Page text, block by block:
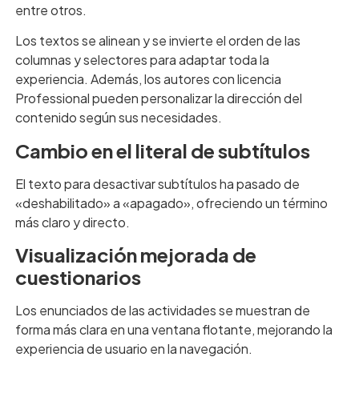
entre otros.
Los textos se alinean y se invierte el orden de las
columnas y selectores para adaptar toda la
experiencia. Además, los autores con licencia
Professional pueden personalizar la dirección del
contenido según sus necesidades.
Cambio en el literal de subtítulos
El texto para desactivar subtítulos ha pasado de
«deshabilitado» a «apagado», ofreciendo un término
más claro y directo.
Visualización mejorada de
cuestionarios
Los enunciados de las actividades se muestran de
forma más clara en una ventana flotante, mejorando la
experiencia de usuario en la navegación.